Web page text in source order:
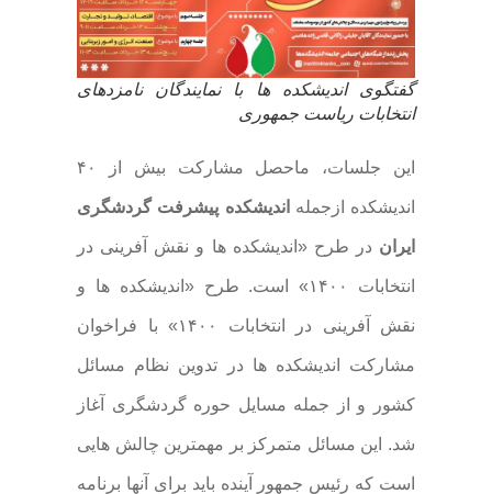
گفتگوی اندیشکده ها با نمایندگان نامزدهای
انتخابات ریاست جمهوری
این جلسات، ماحصل مشارکت بیش از ۴۰
اندیشکده ازجمله اندیشکده پیشرفت گردشگری
ایران در طرح «اندیشکده ها و نقش آفرینی در
انتخابات ۱۴۰۰» است. طرح «اندیشکده ها و
نقش آفرینی در انتخابات ۱۴۰۰» با فراخوان
مشارکت اندیشکده ها در تدوین نظام مسائل
کشور و از جمله مسایل حوره گردشگری آغاز
شد. این مسائل متمرکز بر مهمترین چالش هایی
است که رئیس جمهور آینده باید برای آنها برنامه